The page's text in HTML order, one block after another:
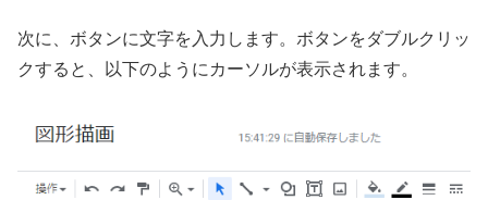
次に、ボタンに文字を入力します。ボタンをダブルクリッ
クすると、以下のようにカーソルが表示されます。